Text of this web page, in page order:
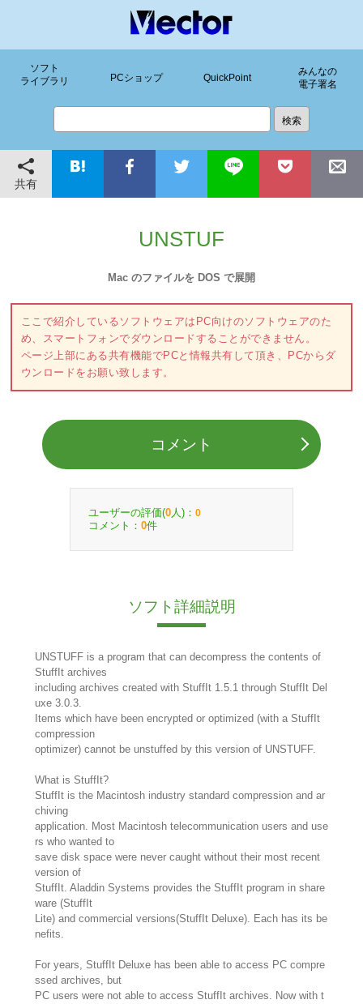
ソフト
ライブラリ
PCショップ QuickPoint
みんなの
電子署名
共有
UNSTUF
Mac のファイルを DOS で展開
ここで紹介しているソフトウェアはPC向けのソフトウェアのた
め、スマートフォンでダウンロードすることができません。
ページ上部にある共有機能でPCと情報共有して頂き、PCからダ
ウンロードをお願い致します。
コメント
ユーザーの評価(0 人)： 0
コメント： 0件
ソフト詳細説明
UNSTUFF is a program that can decompress the contents of
StuffIt archives
including archives created with StuffIt 1.5.1 through StuffIt Del
uxe 3.0.3.
Items which have been encrypted or optimized (with a StuffIt
compression
optimizer) cannot be unstuffed by this version of UNSTUFF.
What is StuffIt?
StuffIt is the Macintosh industry standard compression and ar
chiving
application. Most Macintosh telecommunication users and use
rs who wanted to
save disk space were never caught without their most recent
version of
StuffIt. Aladdin Systems provides the StuffIt program in share
ware (StuffIt
Lite) and commercial versions(StuffIt Deluxe). Each has its be
nefits.
For years, StuffIt Deluxe has been able to access PC compre
ssed archives, but
PC users were not able to access StuffIt archives. Now with t